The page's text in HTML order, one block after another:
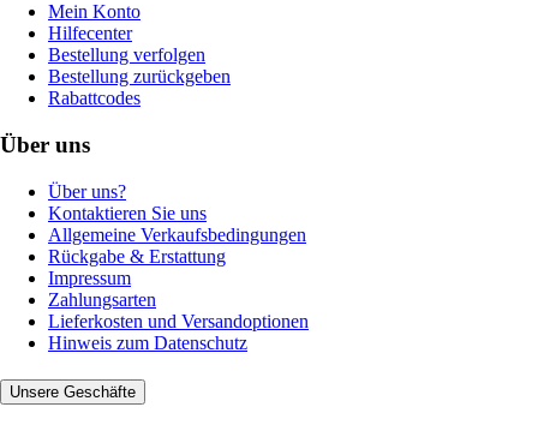
Mein Konto
Hilfecenter
Bestellung verfolgen
Bestellung zurückgeben
Rabattcodes
Über uns
Über uns?
Kontaktieren Sie uns
Allgemeine Verkaufsbedingungen
Rückgabe & Erstattung
Impressum
Zahlungsarten
Lieferkosten und Versandoptionen
Hinweis zum Datenschutz
Unsere Geschäfte